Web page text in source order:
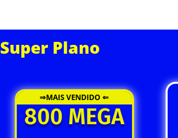
Super Plano
⇒MAIS VENDIDO ⇐
800 MEGA